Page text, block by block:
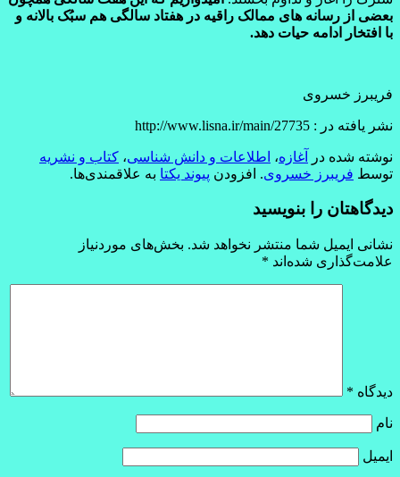
بعضی از رسانه های ممالک راقیه در هفتاد سالگی هم سبُک بالانه و
با افتخار ادامه حیات دهد.
فریبرز خسروی
نشر یافته در : http://www.lisna.ir/main/27735
نوشته شده در آغازه، اطلاعات و دانش شناسی، کتاب و نشریه
توسط فریبرز خسروی. افزودن پیوند یکتا به علاقمندی‌ها.
دیدگاهتان را بنویسید
نشانی ایمیل شما منتشر نخواهد شد. بخش‌های موردنیاز
علامت‌گذاری شده‌اند *
دیدگاه *
نام
ایمیل